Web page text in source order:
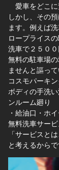
愛車をどこに
しかし、その
ます。例えば
ロープライス
洗車で２５００
無料の駐車場
ませんと謳っ
コスモパーキン
ボディの手洗
ンルーム廻り
・給油口・ホ
無料洗車サー
「サービスと
と考えるからで